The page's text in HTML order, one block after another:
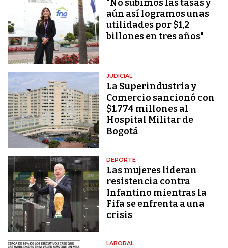
"No subimos las tasas y
aún así logramos unas
utilidades por $1,2
billones en tres años"
JUDICIAL
La Superindustria y
Comercio sancionó con
$1.774 millones al
Hospital Militar de
Bogotá
DEPORTE
Las mujeres lideran
resistencia contra
Infantino mientras la
Fifa se enfrenta a una
crisis
LABORAL